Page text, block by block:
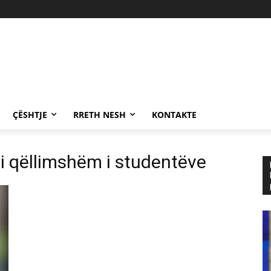
ÇËSHTJE RRETH NESH KONTAKTE
qëllimshëm i studentëve